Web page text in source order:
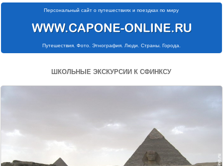
Персональный сайт о путешествиях и поездках по миру
Путешествия. Фото. Этнография. Люди. Страны. Города.
ШКОЛЬНЫЕ ЭКСКУРСИИ К СФИНКСУ